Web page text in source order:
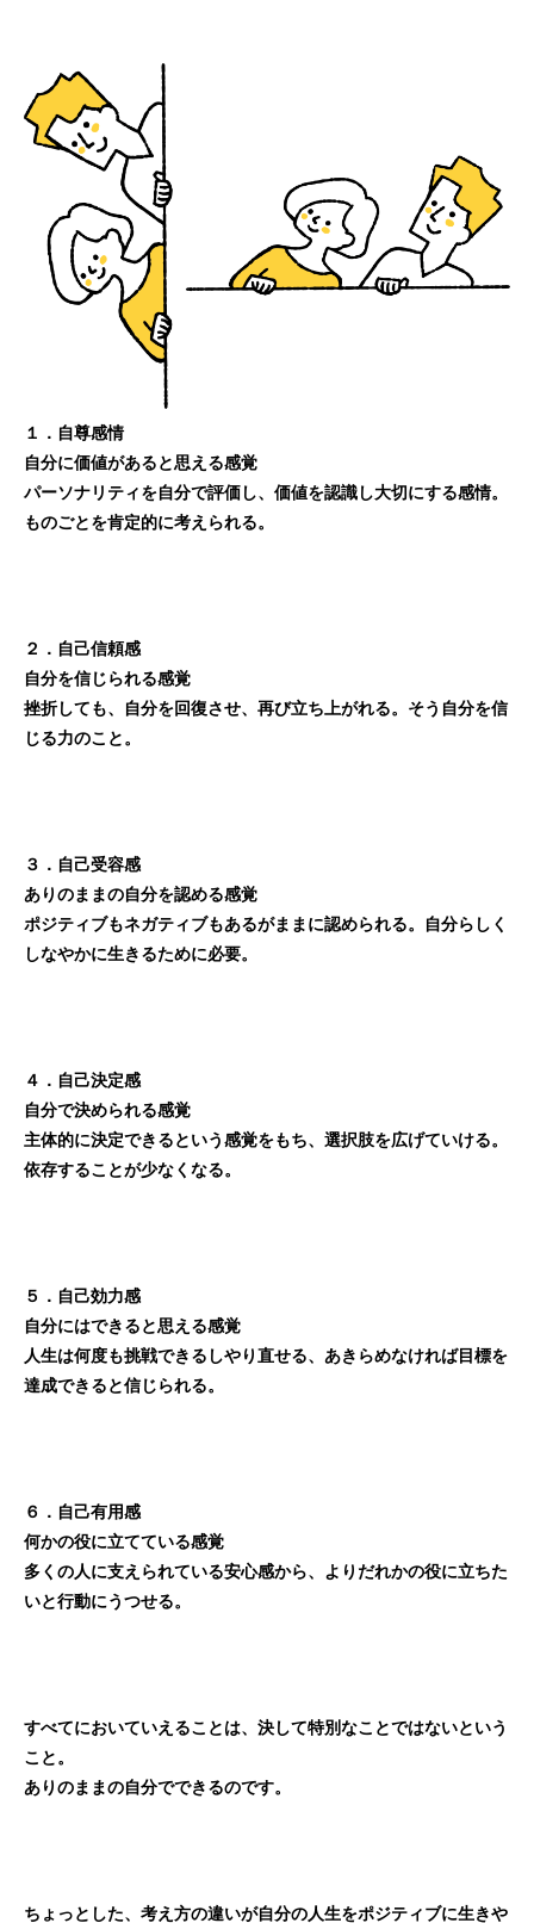
１．自尊感情
自分に価値があると思える感覚
パーソナリティを自分で評価し、価値を認識し大切にする感情。
ものごとを肯定的に考えられる。
２．自己信頼感
自分を信じられる感覚
挫折しても、自分を回復させ、再び立ち上がれる。そう自分を信
じる力のこと。
３．自己受容感
ありのままの自分を認める感覚
ポジティブもネガティブもあるがままに認められる。自分らしく
しなやかに生きるために必要。
４．自己決定感
自分で決められる感覚
主体的に決定できるという感覚をもち、選択肢を広げていける。
依存することが少なくなる。
５．自己効力感
自分にはできると思える感覚
人生は何度も挑戦できるしやり直せる、あきらめなければ目標を
達成できると信じられる。
６．自己有用感
何かの役に立てている感覚
多くの人に支えられている安心感から、よりだれかの役に立ちた
いと行動にうつせる。
すべてにおいていえることは、決して特別なことではないという
こと。
ありのままの自分でできるのです。
ちょっとした、考え方の違いが自分の人生をポジティブに生きや